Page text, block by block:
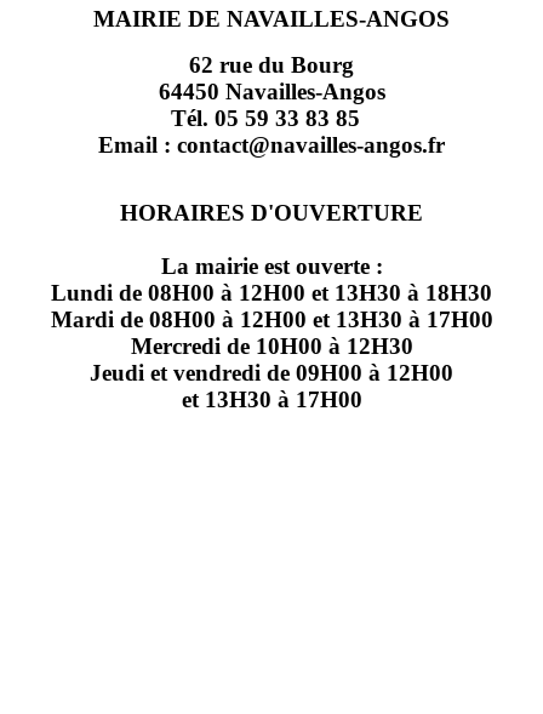
MAIRIE DE NAVAILLES-ANGOS
62 rue du Bourg
64450 Navailles-Angos
Tél. 05 59 33 83 85
Email : contact@navailles-angos.fr
HORAIRES D'OUVERTURE
La mairie est ouverte :
Lundi de 08H00 à 12H00 et 13H30 à 18H30
Mardi de 08H00 à 12H00 et 13H30 à 17H00
Mercredi de 10H00 à 12H30
Jeudi et vendredi de 09H00 à 12H00
et 13H30 à 17H00